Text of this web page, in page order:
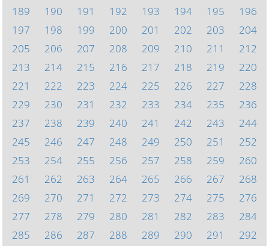
189
190 191 192 193 194 195
196
197
198 199 200 201 202 203
204
205
206 207 208 209 210 211
212
213
214 215 216 217 218 219
220
221
222 223 224 225 226 227
228
229
230 231 232 233 234 235
236
237
238 239 240 241 242 243
244
245
246 247 248 249 250 251
252
253
254 255 256 257 258 259
260
261
262 263 264 265 266 267
268
269
270 271 272 273 274 275
276
277
278 279 280 281 282 283
284
285
286 287 288 289 290 291
292